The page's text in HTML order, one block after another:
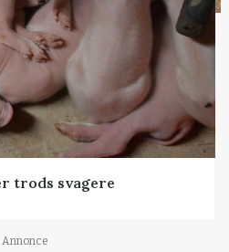
trods svagere
Annonce